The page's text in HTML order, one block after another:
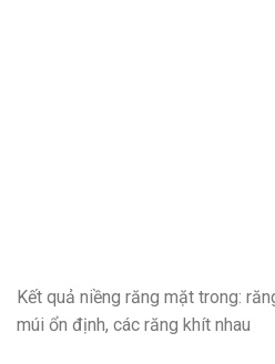
Kết quả niềng răng mặt trong:
múi ổn định, các răng khít nhau